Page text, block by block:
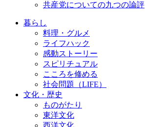
共産党についての九つの論評
暮らし
料理・グルメ
ライフハック
感動ストーリー
スピリチュアル
こころを修める
社会問題（LIFE）
文化・歴史
ものがたり
東洋文化
西洋文化